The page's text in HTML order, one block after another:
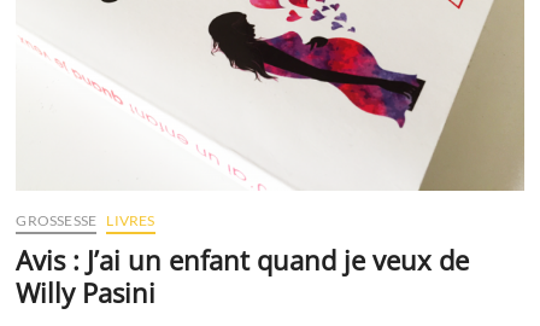
GROSSESSE LIVRES
Avis : J’ai un enfant quand je veux de
Willy Pasini